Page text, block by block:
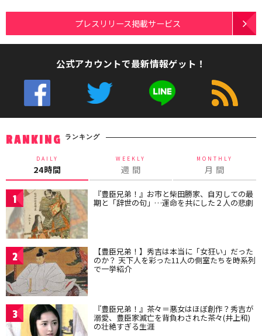
プレスリリース掲載サービス
公式アカウントで最新情報ゲット！
RANKING ランキング
DAILY
24時間
WEEKLY
週 間
MONTHLY
月 間
1 『豊臣兄弟！』お市と柴田勝家、自刃しての最
期と「辞世の句」…運命を共にした２人の悲劇
2 【豊臣兄弟！】秀吉は本当に「女狂い」だった
のか？ 天下人を彩った11人の側室たちを時系列
で一挙紹介
3 『豊臣兄弟！』茶々＝悪女はほぼ創作？秀吉が
溺愛、豊臣家滅亡を背負わされた茶々(井上和)
の壮絶すぎる生涯